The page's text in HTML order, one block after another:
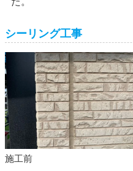
シーリング工事
施工前